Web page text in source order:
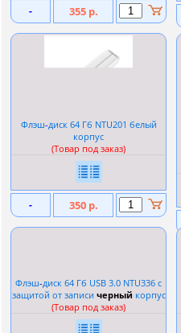
- 355 р.
Флэш-диск 64 Гб NTU201 белый
корпус
(Товар под заказ)
- 350 р.
Флэш-диск 64 Гб USB 3.0 NTU336 с
защитой от записи черный корпус
(Товар под заказ)